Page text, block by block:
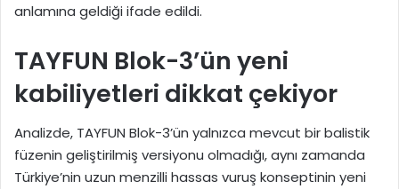
anlamına geldiği ifade edildi.
TAYFUN Blok-3’ün yeni
kabiliyetleri dikkat çekiyor
Analizde, TAYFUN Blok-3’ün yalnızca mevcut bir balistik
füzenin geliştirilmiş versiyonu olmadığı, aynı zamanda
Türkiye’nin uzun menzilli hassas vuruş konseptinin yeni